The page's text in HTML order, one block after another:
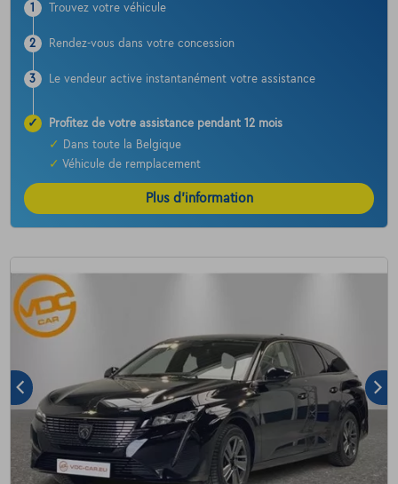
1 Trouvez votre véhicule
2 Rendez-vous dans votre concession
3 Le vendeur active instantanément votre assistance
✓
Profitez de votre assistance pendant 12 mois
✓
Dans toute la Belgique
✓ Véhicule de remplacement
Plus d’information